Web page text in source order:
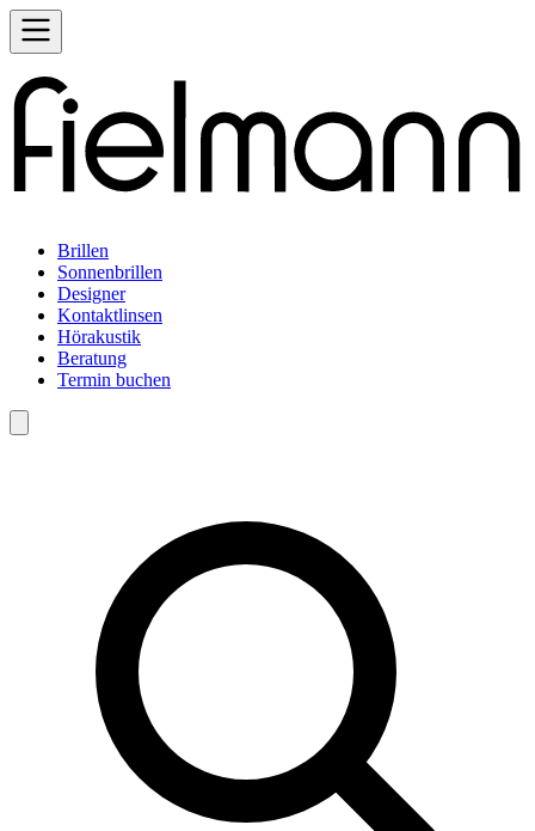
Brillen
Sonnenbrillen
Designer
Kontaktlinsen
Hörakustik
Beratung
Termin buchen